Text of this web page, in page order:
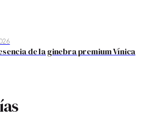
de la ginebra premium Vínica